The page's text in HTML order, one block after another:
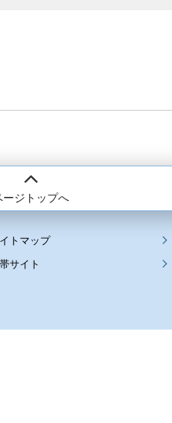
ージトップへ
トマップ
サイト